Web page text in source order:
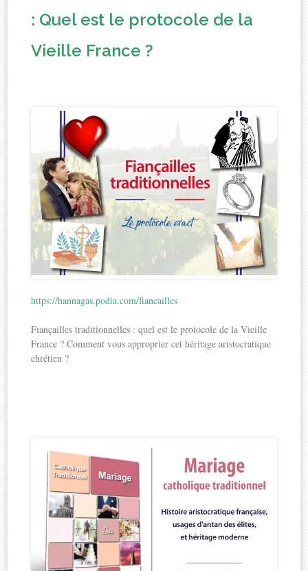
: Quel est le protocole de la
Vieille France ?
https://hannagas.podia.com/fiancailles
Fiançailles traditionnelles : quel est le protocole de la Vieille
France ? Comment vous approprier cet héritage aristocratique
chrétien ?